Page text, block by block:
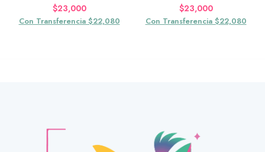
$23,000
Con Transferencia $22,080
$23,000
Con Transferencia $22,080